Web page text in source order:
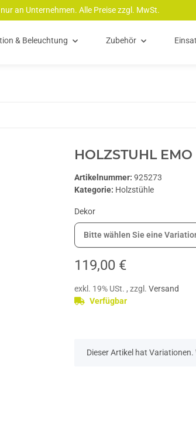
an Unternehmen. Alle Preise zzgl. MwSt.
& Beleuchtung Zubehör
HOLZSTUHL EMO
Artikelnummer: 925273
Kategorie: Holzstühle
Dekor
Bitte wählen Sie eine
119,00 €
exkl. 19% USt. , zzgl. Versand
Verfügbar
x
Dieser Artikel hat